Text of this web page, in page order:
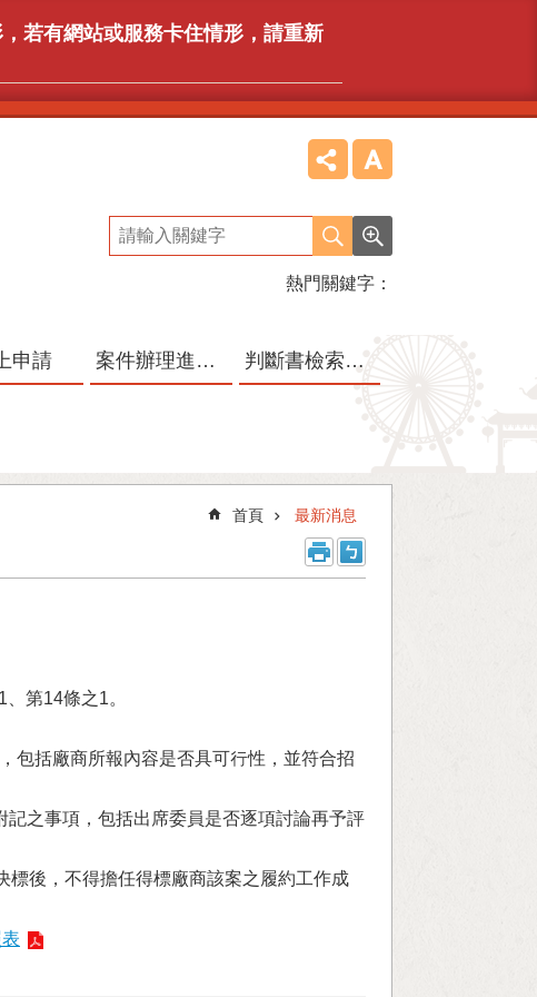
若有網站或服務卡住情形，請重新
熱門關鍵字
申請 案件辦理進度查詢系統 判斷書檢索系統
首頁 最新消息
第14條之1。
包括廠商所報內容是否具可行性，並符合招
記之事項，包括出席委員是否逐項討論再予評
標後，不得擔任得標廠商該案之履約工作成